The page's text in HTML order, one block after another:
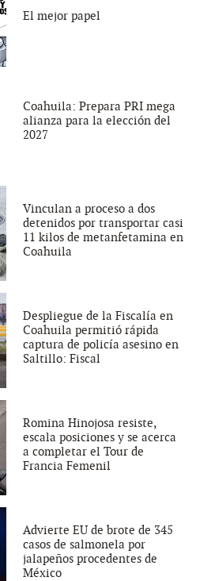
El mejor papel
Coahuila: Prepara PRI mega
alianza para la elección del
2027
Vinculan a proceso a dos
detenidos por transportar casi
11 kilos de metanfetamina en
Coahuila
Despliegue de la Fiscalía en
Coahuila permitió rápida
captura de policía asesino en
Saltillo: Fiscal
Romina Hinojosa resiste,
escala posiciones y se acerca
a completar el Tour de
Francia Femenil
Advierte EU de brote de 345
casos de salmonela por
jalapeños procedentes de
México